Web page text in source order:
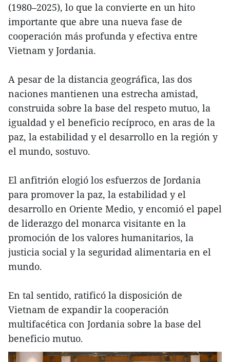
(1980–2025), lo que la convierte en un hito
importante que abre una nueva fase de
cooperación más profunda y efectiva entre
Vietnam y Jordania.
A pesar de la distancia geográfica, las dos
naciones mantienen una estrecha amistad,
construida sobre la base del respeto mutuo, la
igualdad y el beneficio recíproco, en aras de la
paz, la estabilidad y el desarrollo en la región y
el mundo, sostuvo.
El anfitrión elogió los esfuerzos de Jordania
para promover la paz, la estabilidad y el
desarrollo en Oriente Medio, y encomió el papel
de liderazgo del monarca visitante en la
promoción de los valores humanitarios, la
justicia social y la seguridad alimentaria en el
mundo.
En tal sentido, ratificó la disposición de
Vietnam de expandir la cooperación
multifacética con Jordania sobre la base del
beneficio mutuo.